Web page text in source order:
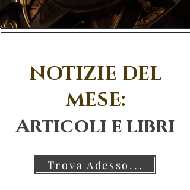
NOTIZIE DEL
MESE:
Articoli e libri
Trova Adesso...